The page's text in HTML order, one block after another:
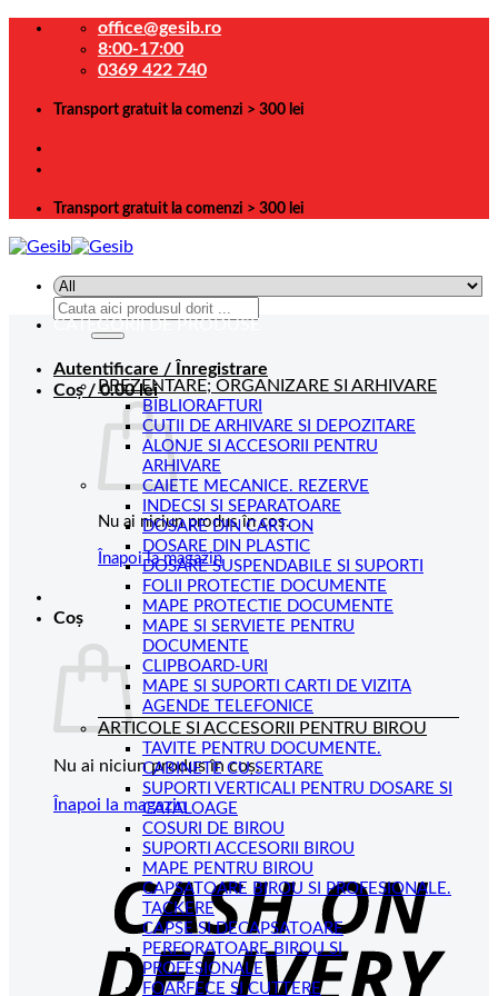
Skip
office@gesib.ro
8:00-17:00
0369 422 740
Transport gratuit la comenzi > 300 lei
Transport gratuit la comenzi > 300 lei
Caută
Autentificare / Înregistrare
Coș /0.00lei
Nu ai niciun produs în coș.
Înapoi la magazin
Coș
Nu ai niciun produs în coș.
Înapoi la magazin
CATEGORII DE PRODUSE
PREZENTARE; ORGANIZARE SI ARHIVARE
BIBLIORAFTURI
CUTII DE ARHIVARE SI DEPOZITARE
ALONJE SI ACCESORII PENTRU
ARHIVARE
CAIETE MECANICE. REZERVE
INDECSI SI SEPARATOARE
DOSARE DIN CARTON
DOSARE DIN PLASTIC
DOSARE SUSPENDABILE SI SUPORTI
FOLII PROTECTIE DOCUMENTE
MAPE PROTECTIE DOCUMENTE
MAPE SI SERVIETE PENTRU
DOCUMENTE
CLIPBOARD-URI
MAPE SI SUPORTI CARTI DE VIZITA
AGENDE TELEFONICE
ARTICOLE SI ACCESORII PENTRU BIROU
TAVITE PENTRU DOCUMENTE.
CABINETE CU SERTARE
SUPORTI VERTICALI PENTRU DOSARE SI
CATALOAGE
COSURI DE BIROU
SUPORTI ACCESORII BIROU
MAPE PENTRU BIROU
CAPSATOARE BIROU SI PROFESIONALE.
TACKERE
CAPSE SI DECAPSATOARE
PERFORATOARE BIROU SI
PROFESIONALE
FOARFECE SI CUTTERE